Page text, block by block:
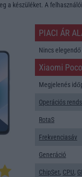
a készüléket. A
PIACI ÁR
Nincs
Xiaomi
Megjelenés
Operációs
RotaS
Frekvenciasáv
Generáció
ChipSet, CPU,